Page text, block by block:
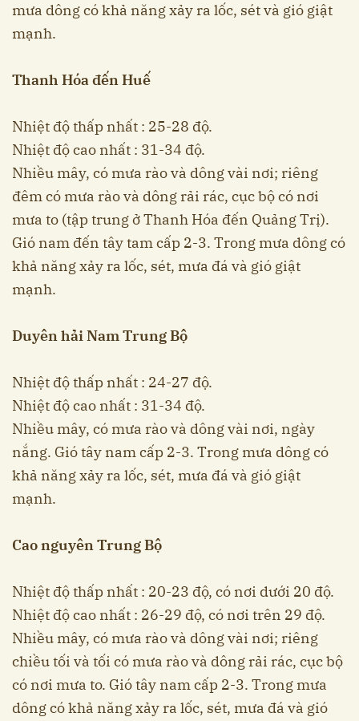
mưa dông có khả năng xảy ra lốc, sét và gió giật
mạnh.
Thanh Hóa đến Huế
Nhiệt độ thấp nhất : 25-28 độ.
Nhiệt độ cao nhất : 31-34 độ.
Nhiều mây, có mưa rào và dông vài nơi; riêng
đêm có mưa rào và dông rải rác, cục bộ có nơi
mưa to (tập trung ở Thanh Hóa đến Quảng Trị).
Gió nam đến tây tam cấp 2-3. Trong mưa dông có
khả năng xảy ra lốc, sét, mưa đá và gió giật
mạnh.
Duyên hải Nam Trung Bộ
Nhiệt độ thấp nhất : 24-27 độ.
Nhiệt độ cao nhất : 31-34 độ.
Nhiều mây, có mưa rào và dông vài nơi, ngày
nắng. Gió tây nam cấp 2-3. Trong mưa dông có
khả năng xảy ra lốc, sét, mưa đá và gió giật
mạnh.
Cao nguyên Trung Bộ
Nhiệt độ thấp nhất : 20-23 độ, có nơi dưới 20 độ.
Nhiệt độ cao nhất : 26-29 độ, có nơi trên 29 độ.
Nhiều mây, có mưa rào và dông vài nơi; riêng
chiều tối và tối có mưa rào và dông rải rác, cục bộ
có nơi mưa to. Gió tây nam cấp 2-3. Trong mưa
dông có khả năng xảy ra lốc, sét, mưa đá và gió